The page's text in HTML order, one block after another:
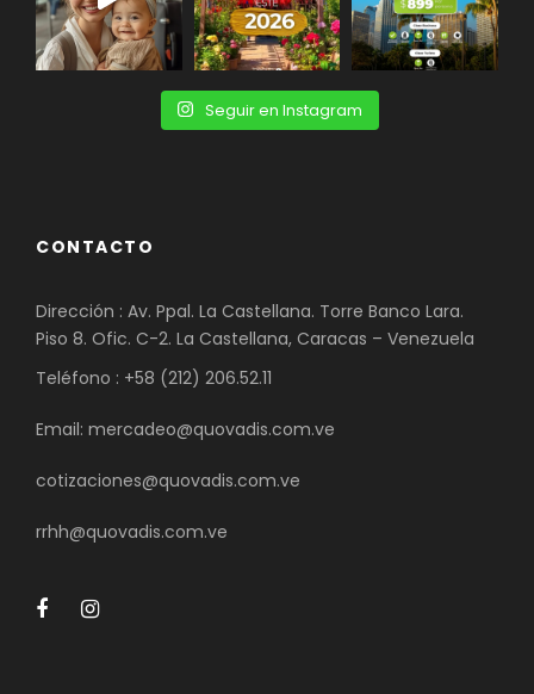
Seguir en Instagram
CONTACTO
Dirección : Av. Ppal. La Castellana. Torre Banco Lara.
Piso 8. Ofic. C-2. La Castellana, Caracas – Venezuela
Teléfono : +58 (212) 206.52.11
Email: mercadeo@quovadis.com.ve
cotizaciones@quovadis.com.ve
rrhh@quovadis.com.ve